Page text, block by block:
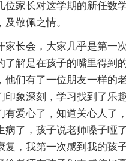
位家长对这学期的新任数
敬佩之情。
家长会，大家几乎是第一
了解是在孩子的嘴里得到
他们有了一位朋友一样的
印象深刻，学习找到了乐
有爱心了，知道关心人了
病了，孩子说老师嗓子哑
复，我第一次感到我的孩